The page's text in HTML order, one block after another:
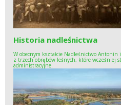
Historia nadleśnictwa
W obecnym kształcie Nadleśnictwo Antonin
z trzech obrębów leśnych, które wcześniej
administracyjne.